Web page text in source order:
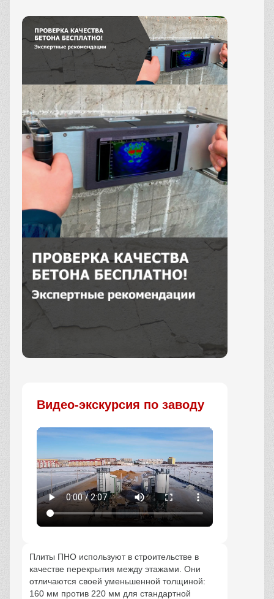
Видео-экскурсия по заводу
Плиты ПНО используют в строительстве в
качестве перекрытия между этажами. Они
отличаются своей уменьшенной толщиной:
160 мм против 220 мм для стандартной